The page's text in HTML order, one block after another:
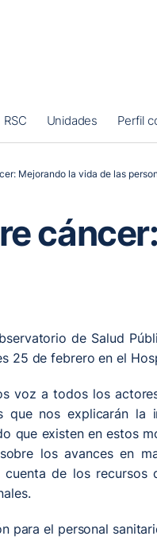
RSC Unidades Perfil
Mejorando la vida de las
de Salud
25 de febrero en el
voz a todos los
que nos explicarán
que existen en estos
los avances en
de los
para el personal